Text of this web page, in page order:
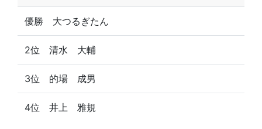
優勝 大つるぎたん
2位 清水 大輔
3位 的場 成男
4位 井上 雅規